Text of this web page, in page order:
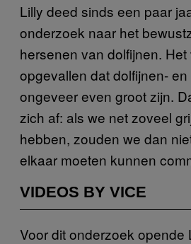
Lilly deed sinds een paar
onderzoek naar het
hersenen van dolfijnen.
opgevallen dat dolfijnen-
ongeveer even groot zijn.
zich af: als we net zoveel
hebben, zouden we dan
elkaar moeten kunnen
VIDEOS BY VICE
Voor dit onderzoek opende